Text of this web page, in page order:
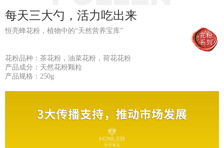
每天三大勺，活力吃出来
恒亮蜂花粉，植物中的“天然营养宝库”
花粉品种：茶花粉，油菜花粉，荷花花粉
产品成分：天然花粉颗粒
产品规格：250g